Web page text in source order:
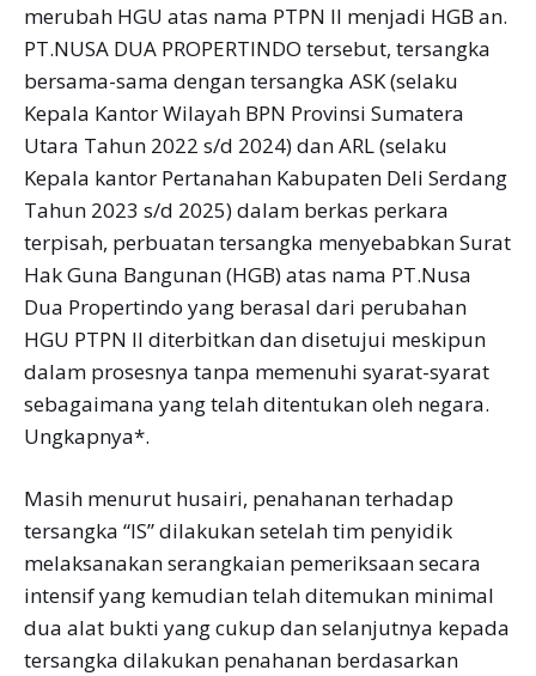
merubah HGU atas nama PTPN II menjadi HGB an.
PT.NUSA DUA PROPERTINDO tersebut, tersangka
bersama-sama dengan tersangka ASK (selaku
Kepala Kantor Wilayah BPN Provinsi Sumatera
Utara Tahun 2022 s/d 2024) dan ARL (selaku
Kepala kantor Pertanahan Kabupaten Deli Serdang
Tahun 2023 s/d 2025) dalam berkas perkara
terpisah, perbuatan tersangka menyebabkan Surat
Hak Guna Bangunan (HGB) atas nama PT.Nusa
Dua Propertindo yang berasal dari perubahan
HGU PTPN II diterbitkan dan disetujui meskipun
dalam prosesnya tanpa memenuhi syarat-syarat
sebagaimana yang telah ditentukan oleh negara.
Ungkapnya*.
Masih menurut husairi, penahanan terhadap
tersangka “IS” dilakukan setelah tim penyidik
melaksanakan serangkaian pemeriksaan secara
intensif yang kemudian telah ditemukan minimal
dua alat bukti yang cukup dan selanjutnya kepada
tersangka dilakukan penahanan berdasarkan